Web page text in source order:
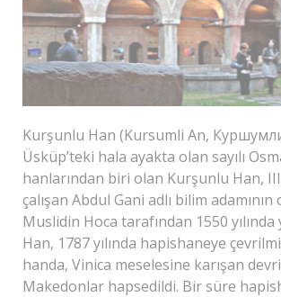
Kurşunlu Han (Kursumli An,
Üsküp’teki hala ayakta olan sayılı
hanlarından biri olan Kurşunlu Han,
çalışan Abdul Gani adlı bilim
Muslidin Hoca tarafından 1550 yılında
Han, 1787 yılında hapishaneye
handa, Vinica meselesine karışan
Makedonlar hapsedildi. Bir süre